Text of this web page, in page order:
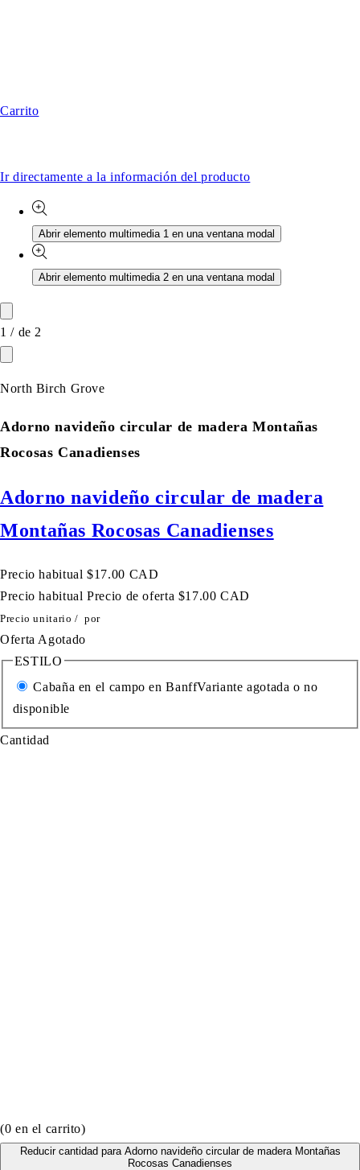
Carrito
Ir directamente a la información del producto
Abrir elemento multimedia 1 en una ventana modal
Abrir elemento multimedia 2 en una ventana modal
1 / de 2
North Birch Grove
Adorno navideño circular de madera Montañas
Rocosas Canadienses
Adorno navideño circular de madera
Montañas Rocosas Canadienses
Precio habitual $17.00 CAD
Precio habitual Precio de oferta $17.00 CAD
Precio unitario / por
Oferta Agotado
ESTILO
Cabaña en el campo en BanffVariante agotada o no
disponible
Cantidad
(0 en el carrito)
Reducir cantidad para Adorno navideño circular de madera Montañas
Rocosas Canadienses